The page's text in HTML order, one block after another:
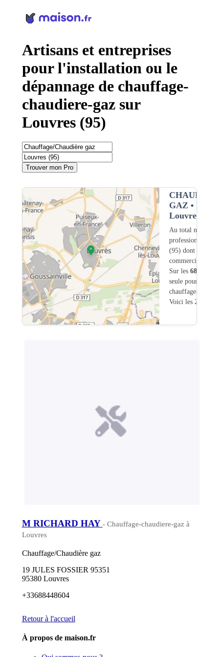
Artisans et entreprises
pour l'installation ou le
dépannage de chauffage-
chaudiere-gaz sur
Louvres (95)
Trouver mon Pro
GAZ •
Louvres (95)
Au total nous
professionnels
(95) dont
commerciale
Sur les 68
seule pour une
chauffage-
Voici les 20
M RICHARD HAY - Chauffage-chaudiere-gaz à
Louvres
Chauffage/Chaudière gaz
19 JULES FOSSIER 95351
95380 Louvres
+33688448604
Retour à l'accueil
À propos de maison.fr